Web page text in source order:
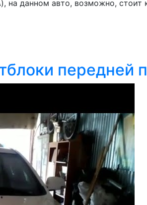
на данном авто, возможно, стоит
передней